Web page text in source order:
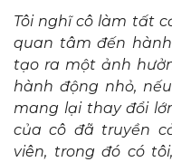
Tôi nghĩ cô làm tất
quan tâm đến
tạo ra một ảnh
hành động nhỏ,
mang lại thay đổi
của cô đã truyền
viên, trong đó có